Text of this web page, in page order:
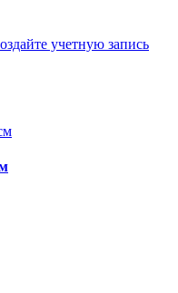
учетную запись